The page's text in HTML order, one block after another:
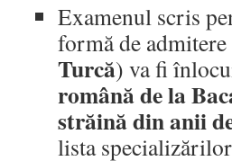
Examenul scris
formă de
Turcă) va fi
română de la
străină din anii
lista